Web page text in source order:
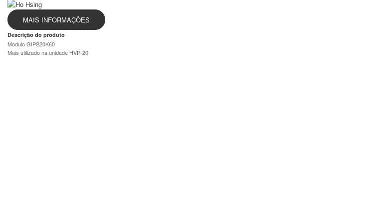
MAIS INFORMAÇÕES
Descrição do produto
Modulo GIPS20K60
Mais utilizado na unidade HVP-20